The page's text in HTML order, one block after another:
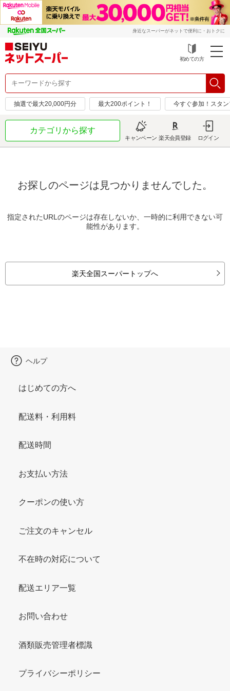
身近なスーパーがネットで便利に・おトクに
初めての方
抽選で最大20,000円分 最大200ポイント！ 今すぐ参加！スタ
カテゴリから探す
キャンペーン 楽天会員登録 ログイン
お探しのページは見つかりませんでした。
指定されたURLのページは存在しないか、一時的に利用できない可
能性があります。
楽天全国スーパートップへ
ヘルプ
はじめての方へ
配送料・利用料
配送時間
お支払い方法
クーポンの使い方
ご注文のキャンセル
不在時の対応について
配送エリア一覧
お問い合わせ
酒類販売管理者標識
プライバシーポリシー